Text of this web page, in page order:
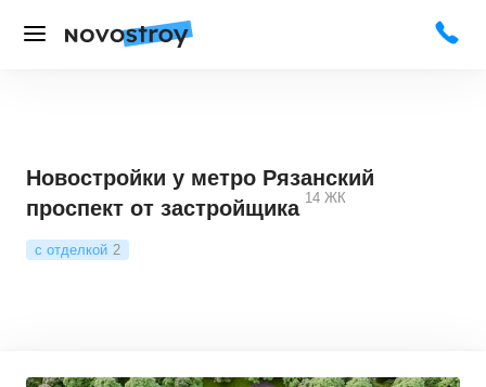
Новостройки у метро Рязанский
проспект от застройщика 14 ЖК
с отделкой 2